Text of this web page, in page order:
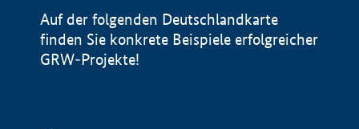
Auf der folgenden Deutschlandkarte
finden Sie konkrete Beispiele erfolgreicher
GRW-Projekte!